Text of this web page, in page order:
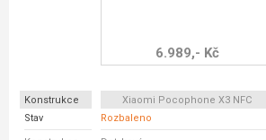
6.989,- Kč
Konstrukce Xiaomi Pocophone X3 NFC
Stav
Rozbaleno